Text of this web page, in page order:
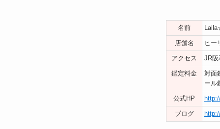
名前
店舗名 ヒー
アクセス JR阪
鑑定料金
対面
ール
公式HP
ブログ